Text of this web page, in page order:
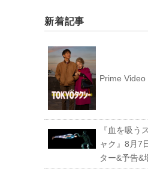
新着記事
Prime
『血を吸う
ャク』8月7
ター&予告&